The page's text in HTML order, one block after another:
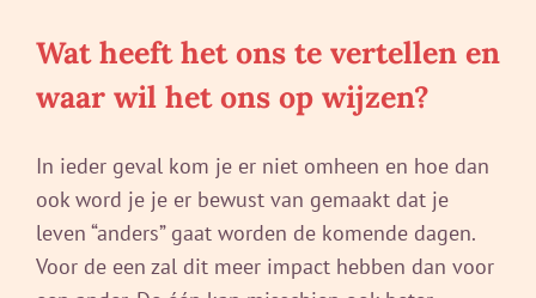
Wat heeft het ons te vertellen en
waar wil het ons op wijzen?
In ieder geval kom je er niet omheen en hoe dan
ook word je je er bewust van gemaakt dat je
leven “anders” gaat worden de komende dagen.
Voor de een zal dit meer impact hebben dan voor